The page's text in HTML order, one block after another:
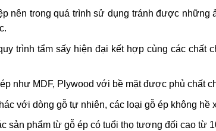
nên trong quá trình sử dụng tránh được
trình tẩm sấy hiện đại kết hợp cùng các chất
như MDF, Plywood với bề mặt được phủ chất
với dòng gỗ tự nhiên, các loại gỗ ép không hề
sản phẩm từ gỗ ép có tuổi thọ tương đối cao từ